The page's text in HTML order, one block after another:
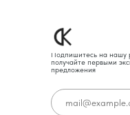
Подпишитесь на нашу
получайте первыми
предложения